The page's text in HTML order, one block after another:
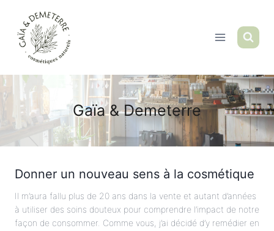
contenu
Gaïa & Demeterre
Donner un nouveau sens à la cosmétique
Il m’aura fallu plus de 20 ans dans la vente et autant d’années
à utiliser des soins douteux pour comprendre l’impact de notre
façon de consommer. Comme vous, j’ai décidé d’y remédier en